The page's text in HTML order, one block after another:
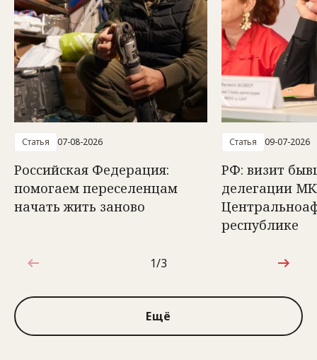
Статья 07-08-2026
Российская Федерация:
помогаем переселенцам
начать жить заново
Статья 09-07-2026
РФ: визит
делегации
республике
1 из 3
1/3
Ещё